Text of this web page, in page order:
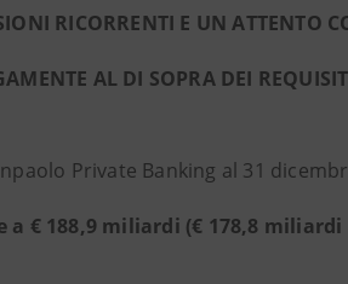
RICORRENTI E UN ATTENTO
AL DI SOPRA DEI
Private Banking al 31
€ 188,9 miliardi (€ 178,8 miliardi